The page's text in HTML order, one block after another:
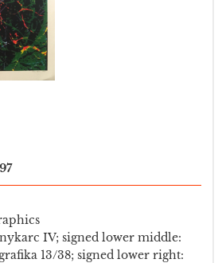
IV; signed lower middle:
13/38; signed lower right: